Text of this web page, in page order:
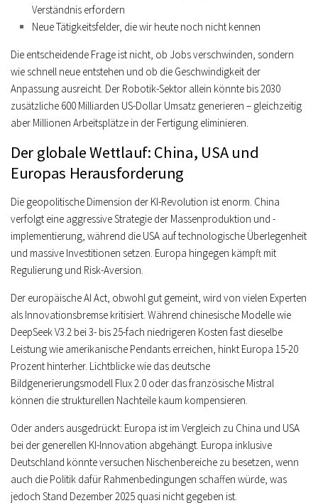
Verständnis erfordern
Neue Tätigkeitsfelder, die wir heute noch nicht kennen
Die entscheidende Frage ist nicht, ob Jobs verschwinden, sondern
wie schnell neue entstehen und ob die Geschwindigkeit der
Anpassung ausreicht. Der Robotik-Sektor allein könnte bis 2030
zusätzliche 600 Milliarden US-Dollar Umsatz generieren – gleichzeitig
aber Millionen Arbeitsplätze in der Fertigung eliminieren.
Der globale Wettlauf: China, USA und
Europas Herausforderung
Die geopolitische Dimension der KI-Revolution ist enorm. China
verfolgt eine aggressive Strategie der Massenproduktion und -
implementierung, während die USA auf technologische Überlegenheit
und massive Investitionen setzen. Europa hingegen kämpft mit
Regulierung und Risk-Aversion.
Der europäische AI Act, obwohl gut gemeint, wird von vielen Experten
als Innovationsbremse kritisiert. Während chinesische Modelle wie
DeepSeek V3.2 bei 3- bis 25-fach niedrigeren Kosten fast dieselbe
Leistung wie amerikanische Pendants erreichen, hinkt Europa 15-20
Prozent hinterher. Lichtblicke wie das deutsche
Bildgenerierungsmodell Flux 2.0 oder das französische Mistral
können die strukturellen Nachteile kaum kompensieren.
Oder anders ausgedrückt: Europa ist im Vergleich zu China und USA
bei der generellen KI-Innovation abgehängt. Europa inklusive
Deutschland könnte versuchen Nischenbereiche zu besetzen, wenn
auch die Politik dafür Rahmenbedingungen schaffen würde, was
jedoch Stand Dezember 2025 quasi nicht gegeben ist.